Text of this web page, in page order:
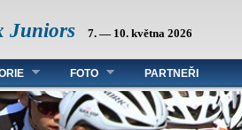
Juniors 7. — 10. května 2026
FOTO PARTNEŘI